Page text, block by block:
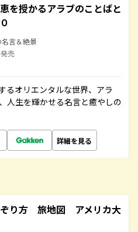
を授かるアラブのことばと
名言＆絶景
売
るオリエンタルな世界、アラ
人生を輝かせる名言と癒やしの
詳細を見る
ぞり方 旅地図 アメリカ大